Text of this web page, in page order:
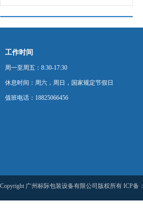
工作时间
周一至周五：8:30-17:30
休息时间：周六，周日，国家规定节假日
值班电话：18825066456
Copyright 广州标际包装设备有限公司版权所有 ICP备：